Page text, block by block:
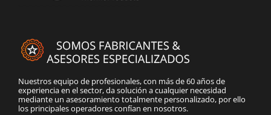
Nuestros equipo de profesionales, con más de 60 años de
experiencia en el sector, da solución a cualquier necesidad
mediante un asesoramiento totalmente personalizado, por ello
los principales operadores confían en nosotros.